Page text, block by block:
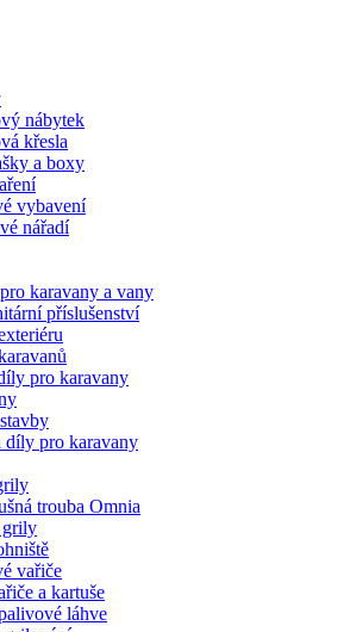
nábytek
křesla
a boxy
vybavení
nářadí
karavany a vany
příslušenství
pro karavany
pro karavany
trouba Omnia
grily
vařiče
a kartuše
láhve